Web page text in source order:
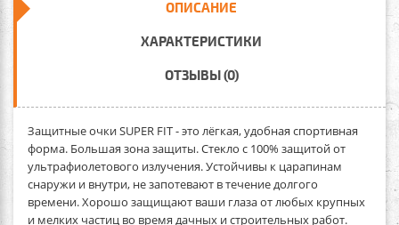
ОПИСАНИЕ
ХАРАКТЕРИСТИКИ
ОТЗЫВЫ (0)
Защитные очки SUPER FIT- это лёгкая, удобная спортивная
форма. Большая зона защиты. Стекло с 100% защитой от
ультрафиолетового излучения. Устойчивы к царапинам
снаружи и внутри, не запотевают в течение долгого
времени. Хорошо защищают ваши глаза от любых крупных
и мелких частиц во время дачных и строительных работ.